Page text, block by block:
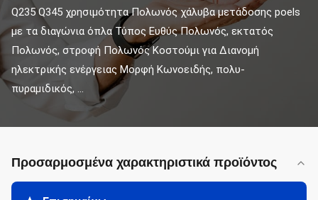
Q235 Q345 χρησιμότητα Πολωνός χάλυβα μετάδοσης poels
με τα διαγώνια όπλα Τύπος Ευθύς Πολωνός, εκτατός
Πολωνός, στροφή Πολωνός Κοστούμι για Διανομή
ηλεκτρικής ενέργειας Μορφή Κωνοειδής, πολυ-
πυραμιδικός, ...
Προσαρμοσμένα χαρακτηριστικά προϊόντος